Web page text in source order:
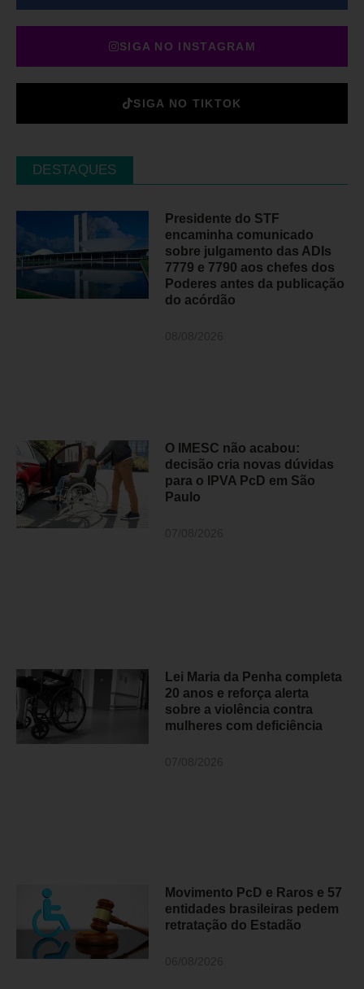
SIGA NO INSTAGRAM
SIGA NO TIKTOK
DESTAQUES
Presidente do STF
encaminha comunicado
sobre julgamento das ADIs
7779 e 7790 aos chefes dos
Poderes antes da publicação
do acórdão
O IMESC não acabou:
decisão cria novas dúvidas
para o IPVA PcD em São
Paulo
Lei Maria da Penha completa
20 anos e reforça alerta
sobre a violência contra
mulheres com deficiência
Movimento PcD e Raros e 57
entidades brasileiras pedem
retratação do Estadão